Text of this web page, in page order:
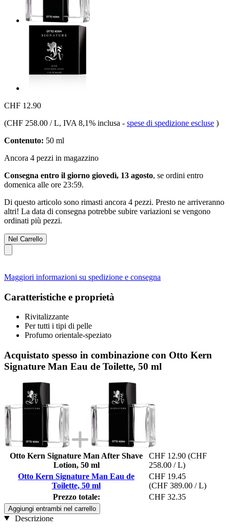
CHF 12.90
(CHF 258.00 / L, IVA 8,1% inclusa - spese di spedizione escluse )
Contenuto: 50 ml
Ancora 4 pezzi in magazzino
Consegna entro il giorno giovedì, 13 agosto, se ordini entro
domenica alle ore 23:59.
Di questo articolo sono rimasti ancora 4 pezzi. Presto ne arriveranno
altri! La data di consegna potrebbe subire variazioni se vengono
ordinati più pezzi.
Nel Carrello
Maggiori informazioni su spedizione e consegna
Caratteristiche e proprietà
Rivitalizzante
Per tutti i tipi di pelle
Profumo orientale-speziato
Acquistato spesso in combinazione con Otto Kern
Signature Man Eau de Toilette, 50 ml
Otto Kern Signature Man After Shave
Lotion, 50 ml
CHF 12.90 (CHF
258.00 / L)
Otto Kern Signature Man Eau de
Toilette, 50 ml
CHF 19.45
(CHF 389.00 / L)
Prezzo totale:
CHF 32.35
Aggiungi entrambi nel carrello
Descrizione